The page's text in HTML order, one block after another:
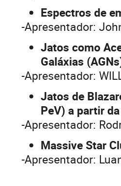
Espectros de
-Apresentador:
Jatos como
Galáxias
-Apresentador:
Jatos de
PeV) a partir
-Apresentador:
Massive Star
-Apresentador: